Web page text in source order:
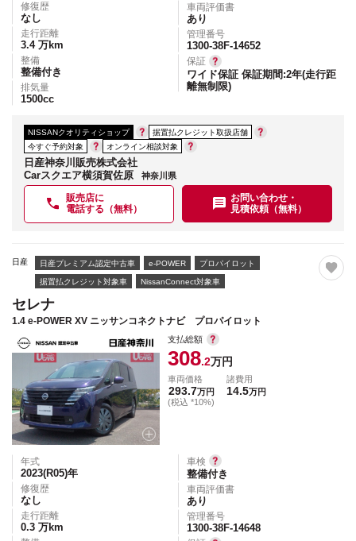
修復歴
なし
走行距離
3.4 万km
整備
整備付き
排気量
1500cc
車両評価書
あり
管理番号
1300-38F-14652
保証
ワイド保証 保証期間:2年(走行距
離無制限)
NISSANクオリティショップ
据置払クレジット取扱店舗
今すぐ予約対象
オンライン相談対象
日産神奈川販売株式会社
Carスクエア横須賀佐原
神奈川県
販売店に
電話する（無料）
お問い合わせ・
見積依頼（無料）
日産 日産プレミアム認定中古車 e-POWER プロパイロット
据置払クレジット対象車 NissanConnect対象車
セレナ
1.4 e-POWER XV ニッサンコネクトナビ プロパイロット
支払総額
308.2万円
車両価格
293.7万円
(税込 *10%)
諸費用
14.5万円
年式
2023(R05)年
修復歴
なし
走行距離
0.3 万km
車検
整備付き
車両評価書
あり
管理番号
1300-38F-14648